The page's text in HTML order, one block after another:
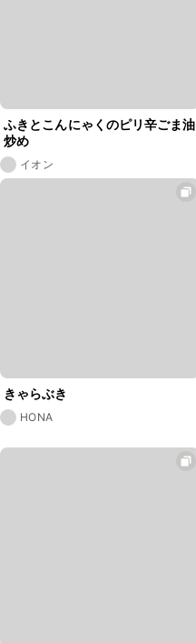
ふきとこんにゃくのピリ辛ごま油
炒め
イオン
きゃらぶき
HONA